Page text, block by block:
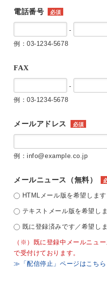
電話番号 必須
-
例：03-1234-5678
FAX
-
例：03-1234-5678
メールアドレス 必須
例：info@example.co.jp
メールニュース（無料）
HTMLメール版を希望します
テキストメール版を希望し
既に登録済みです／希望し
（※）既に登録中メールニュ
で受付けております。
≫「配信停止」ページはこちら